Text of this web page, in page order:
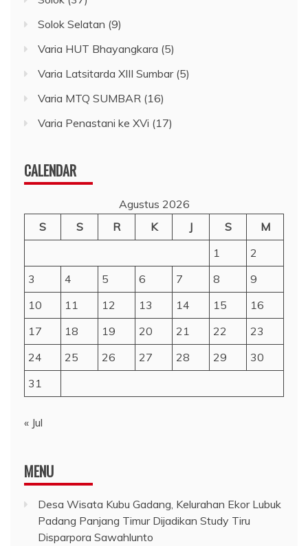
Solok Selatan (9)
Varia HUT Bhayangkara (5)
Varia Latsitarda XIII Sumbar(5)
Varia MTQ SUMBAR (16)
Varia Penastani ke XVi (17)
CALENDAR
Agustus 2026
S
S R K J S
M
1
2
3
4 5 6 7 8
9
10
11 12 13 14 15
16
17
18 19 20 21 22
23
24
25 26 27 28 29
30
31
« Jul
MENU
Desa Wisata Kubu Gadang, Kelurahan Ekor Lubuk
Padang Panjang Timur Dijadikan Study Tiru
Disparpora Sawahlunto